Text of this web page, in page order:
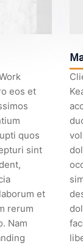
eos et
quos
sint
et
rerum
Nam